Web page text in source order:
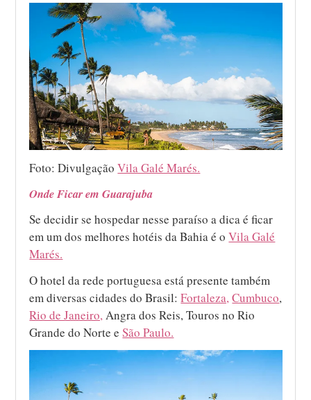
Foto: DivulgaçãoVila Galé Marés.
Onde Ficar em Guarajuba
Se decidir se hospedar nesse paraíso a dica é ficar
em um dos melhores hotéis da Bahia é oVila Galé
Marés.
O hotel da rede portuguesa está presente também
em diversas cidades do Brasil:Fortaleza,Cumbuco,
Rio de Janeiro,Angra dos Reis, Touros no Rio
Grande do Norte eSão Paulo.